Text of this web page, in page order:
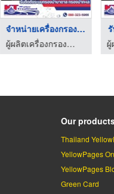
จำหน่ายเครื่องกรองน้ ...
ผู้ผลิตเครื่องกรองน้ำบาดาล
Our
Thailand
YellowPages
YellowPages
Green Card